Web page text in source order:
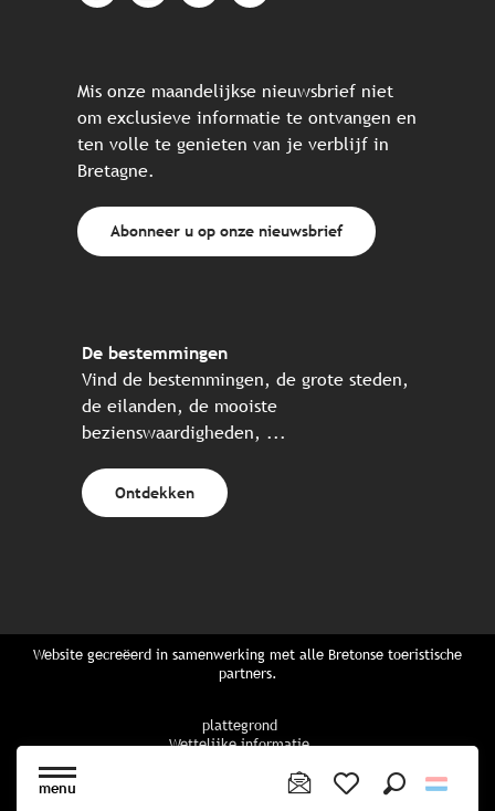
menu
Mis onze maandelijkse nieuwsbrief niet
om exclusieve informatie te ontvangen en
ten volle te genieten van je verblijf in
Bretagne.
Abonneer u op onze nieuwsbrief
De bestemmingen
Vind de bestemmingen, de grote steden,
de eilanden, de mooiste
bezienswaardigheden, ...
Ontdekken
Website gecreëerd in samenwerking met alle Bretonse toeristische
partners.
plattegrond
Wettelijke informatie